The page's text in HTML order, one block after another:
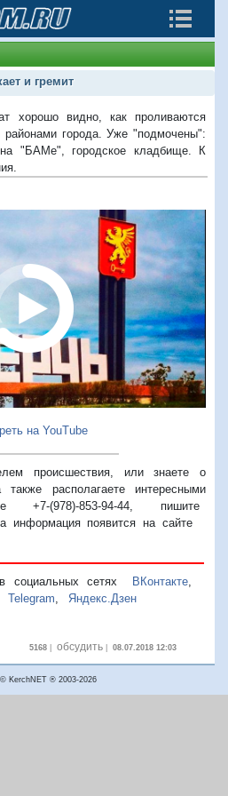
и гремит
хорошо видно, как проливаются
города. Уже "подмочены":
"БАМе", городское кладбище. К
на YouTube
происшествия, или знаете о
располагаете интересными
+7-(978)-853-94-44, пишите
появится на сайте
социальных сетях ВКонтакте,
Telegram Яндекс.Дзен
5168| обсудить| 08.07.2018 12:03
KerchNET ® 2003-2026